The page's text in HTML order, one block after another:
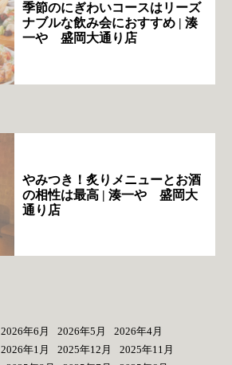
季節のにぎわいコースはリーズ
ナブルな飲み会におすすめ | 湊
一や 盛岡大通り店
やみつき！炙りメニューとお酒
の相性は最高 | 湊一や 盛岡大
通り店
2026年6月 2026年5月
2026年4月
2026年1月 2025年12月
2025年11月